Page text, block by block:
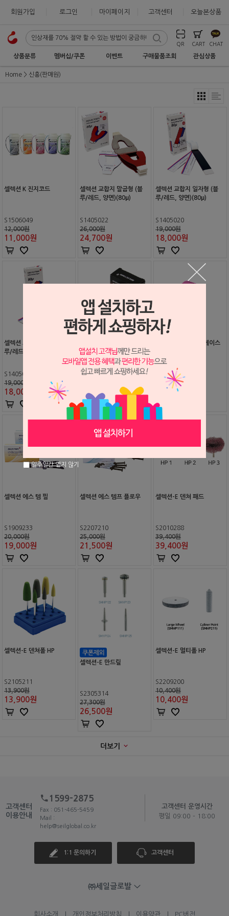
회원가입 로그인 마이페이지 고객센터 오늘본상품
QR CART CHAT
상품분류 멤버십/쿠폰 이벤트 구매물품조회 관심상품
Home 신흥(판매원)
셀렉션 K 진지코드
S1506049
12,000원
11,000원
셀렉션 교합지 말굽형 (블
루/레드, 양면)(80μ)
S1405022
26,000원
24,700원
셀렉션 교합지 일자형 (블
루/레드, 양면)(80μ)
S1405020
19,000원
18,000원
셀렉션 교합지 커브형 (블
루/레드, 양면)(80μ)
S1405021
19,000원
18,000
형 (12μ)
S1405024
38,000
셀렉션 알지네이트 케이스
S1703035
50,000원
44,000
셀렉션 에스 템 필
S1909233
20,000원
19,000원
셀렉션 에스 템프 플로우
S2207210
25,000원
21,500원
셀렉션-E 덴쳐 패드
S2010288
39,400원
39,400원
셀렉션-E 덴쳐폴 HP
S2105211
13,900원
13,900원
셀렉션-E 만드릴
S2305314
27,300원
26,500원
셀렉션-E 멀티폴 HP
S2209200
10,400원
10,400원
더보기
고객센터
이용안내
1599-2875
Fax : 051-465-5459
Mail :
help@seilglobal.co.kr
고객센터 운영시간
평일 09:00 - 18:00
1:1 문의하기 고객센터
㈜세일글로발
회사소개 개인정보처리방침 이용약관 PC버전
일주일간 열지 않기